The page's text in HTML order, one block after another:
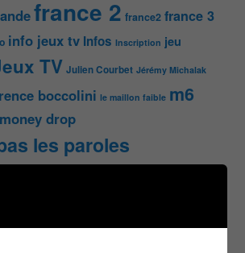
france 2 france2 france 3
info jeux tv Infos Inscription jeu
TV Julien Courbet Jérémy Michalak
boccolini le maillon faible m6
money drop
les paroles